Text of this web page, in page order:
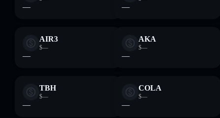
— —
AIR3
$—
—
AKA
$—
—
TBH
$—
—
COLA
$—
—